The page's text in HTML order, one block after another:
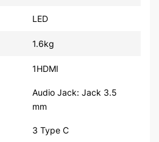
LED
1.6kg
1HDMI
Audio Jack: Jack 3.5
mm
3 Type C